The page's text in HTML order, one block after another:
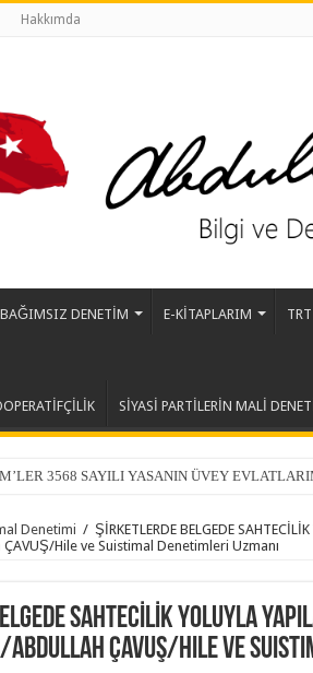
Hakkımda
BAĞIMSIZ DENETİM E-KİTAPLARIM TRT
SİYASİ PARTİLERİN MALİ
3568 SAYILI YASANIN ÜVEY
Denetimi / ŞİRKETLERDE BELGEDE
Hile ve Suistimal Denetimleri Uzmanı
SAHTECİLİK YOLUYLA
Abdullah ÇAVUŞ/Hile ve